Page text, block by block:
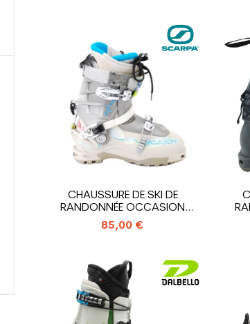
CHAUSSURE DE SKI DE
RANDONNÉE OCCASION
SCARPA EUPHORIA
85,00 €